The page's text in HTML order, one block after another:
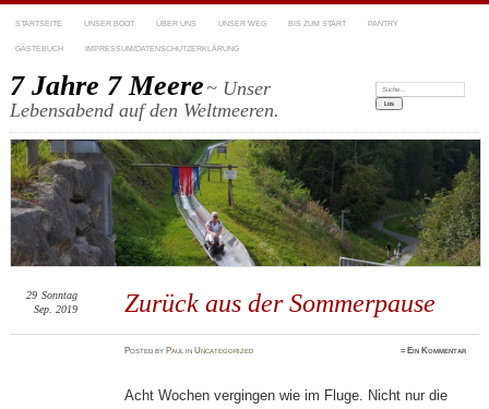
STARTSEITE UNSER BOOT ÜBER UNS UNSER WEG BIS ZUM START PANTRY
GÄSTEBUCH IMPRESSUM/DATENSCHUTZERKLÄRUNG
7 Jahre 7 Meere~ Unser
Lebensabend auf den Weltmeeren.
Suchen:
Zurück aus der Sommerpause
29 Sonntag
Sep. 2019
Postedby Paul inUncategorized ≈ Ein Kommentar
Acht Wochen vergingen wie im Fluge. Nicht nur die